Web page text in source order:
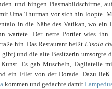
und hingen Plasmabildschirme,
Uma Thurman vor sich hin loopte.
in die Nähe des Vatikan, wo ein
wartete. Der nette Portier wies ihn
hin. Das Restaurant heißt L'isola
gibt) und die alte Besitzerin umsorgte
Es gab Muscheln, Tagliatelle
ein Filet von der Dorade. Dazu ließ
kommen und gedachte damit